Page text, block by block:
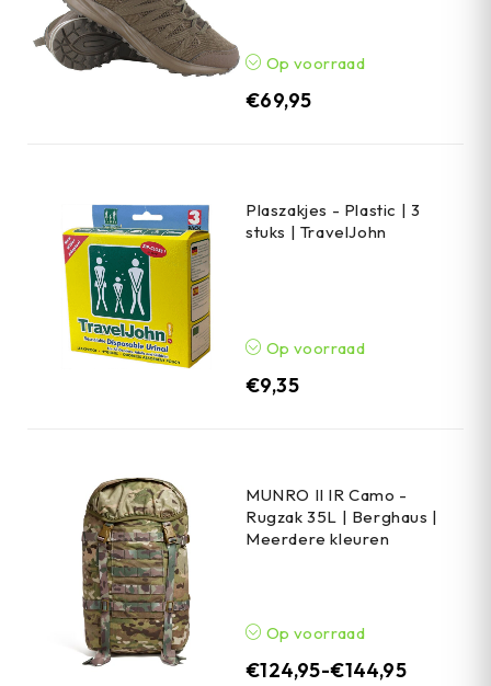
Op voorraad
€69,95
Plaszakjes - Plastic | 3
stuks | TravelJohn
Op voorraad
€9,35
MUNRO II IR Camo -
Rugzak 35L | Berghaus |
Meerdere kleuren
Op voorraad
€124,95-€144,95